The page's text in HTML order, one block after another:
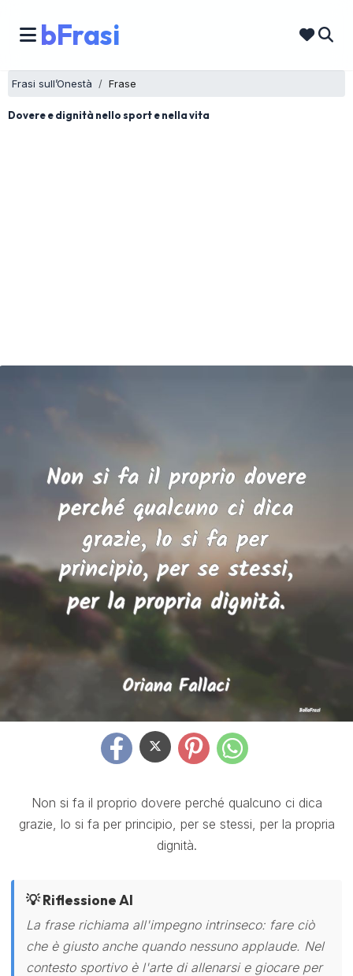
bFrasi
Frasi sull’Onestà Frase
Dovere e dignità nello sport e nella vita
Non si fa il proprio dovere perché qualcuno ci dica
grazie, lo si fa per principio, per se stessi, per la propria
dignità.
💡 Riflessione AI
La frase richiama all'impegno intrinseco: fare ciò
che è giusto anche quando nessuno applaude. Nel
contesto sportivo è l'arte di allenarsi e giocare per